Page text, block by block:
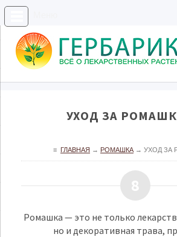
УХОД ЗА
≡ ГЛАВНАЯ → РОМАШКА → УХОД ЗА
8
Ромашка — это не только
но и декоративная трава,